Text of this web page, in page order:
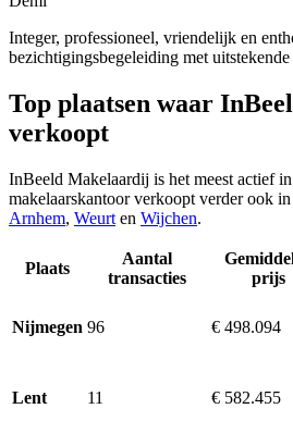
Integer, professioneel, vriendelijk en
bezichtigingsbegeleiding met uitstekende
Top plaatsen waar
verkoopt
InBeeld Makelaardij is het meest actief in
makelaarskantoor verkoopt verder ook in
Arnhem, Weurt en Wijchen.
Plaats
Aantal
transacties
prijs
Nijmegen 96 € 498.094
Lent 11 € 582.455